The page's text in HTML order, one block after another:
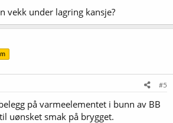
vekk under lagring kansje?
#5
på varmeelementet i bunn av BB
uønsket smak på brygget.